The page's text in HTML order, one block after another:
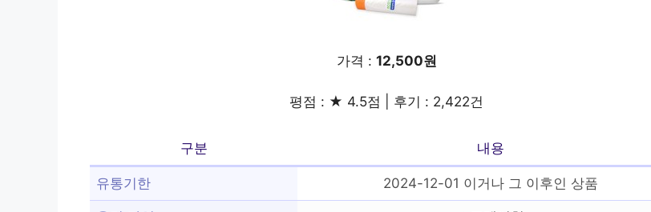
가격 : 12,500원
평점 : ★ 4.5점 | 후기 : 2,422건
구분 내용
유통기한 2024-12-01 이거나 그 이후인 상품